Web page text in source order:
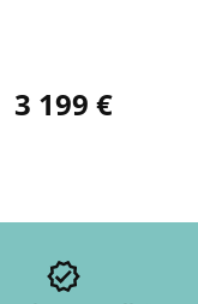
3 199 €